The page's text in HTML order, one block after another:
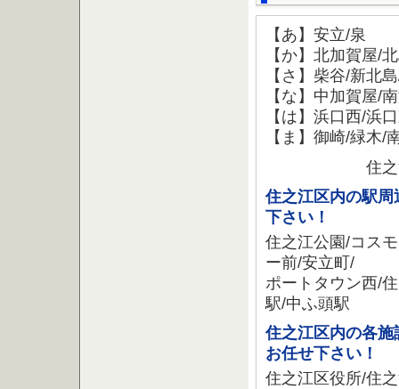
【あ】安立/泉
【か】北加賀屋/
【さ】柴谷/新北
【な】中加賀屋/
【は】浜口西/浜
【ま】御崎/緑木/
住
住之江区内の駅
下さい！
住之江公園/コス
ー前/安立町/
ポートタウン西/
駅/中ふ頭駅
住之江区内の各
お任せ下さい！
住之江区役所/住